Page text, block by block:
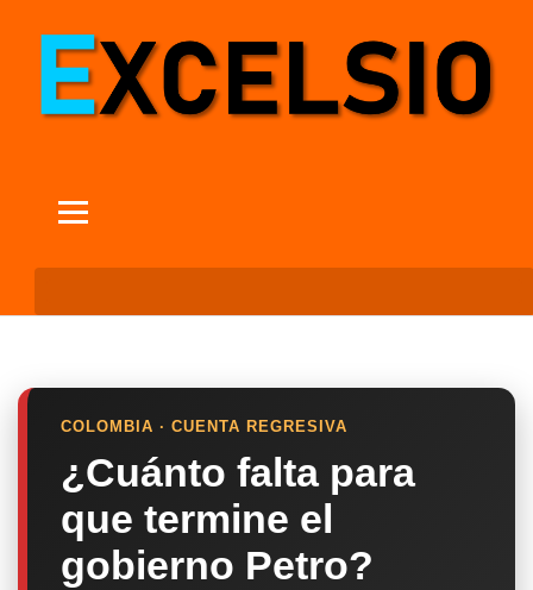
COLOMBIA · CUENTA REGRESIVA
¿Cuánto falta para
que termine el
gobierno Petro?